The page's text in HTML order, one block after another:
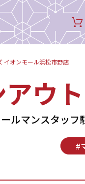
イオンモール浜松市野店
ウ
ルマンスタッフ
#